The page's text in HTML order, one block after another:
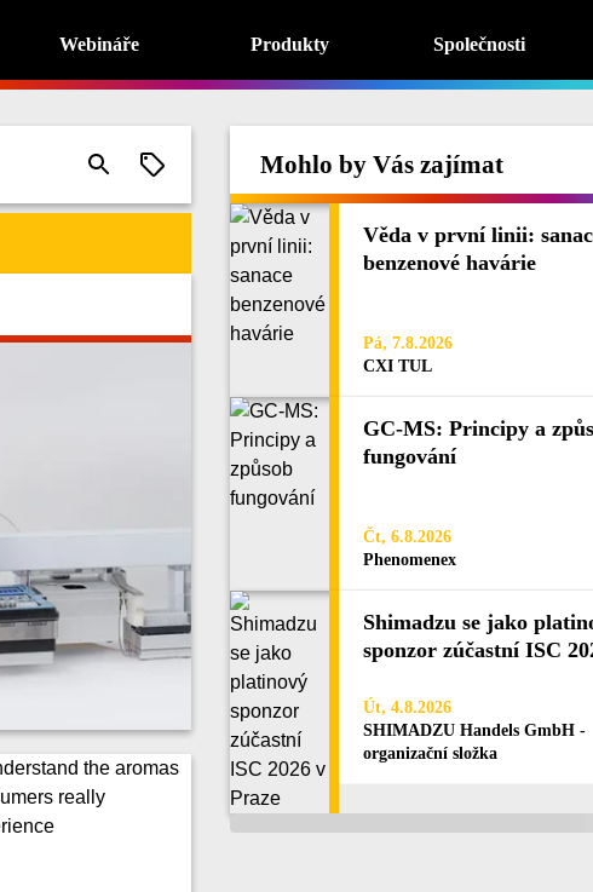
Webináře Produkty Společnosti
Mohlo by Vás zajímat
Věda v první linii:
benzenové havárie
Pá, 7.8.2026
CXI TUL
GC-MS: Principy a
fungování
Čt, 6.8.2026
Phenomenex
Shimadzu se jako
sponzor zúčastní ISC
Út, 4.8.2026
SHIMADZU Handels GmbH -
organizační složka